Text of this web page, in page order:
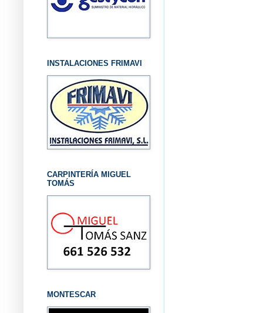
INSTALACIONES FRIMAVI
CARPINTERÍA MIGUEL
TOMÁS
MONTESCAR